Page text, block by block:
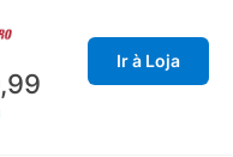
Ir à Loja